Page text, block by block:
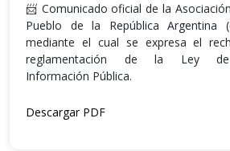
📨 Comunicado oficial de la
Pueblo de la República Argentina
mediante el cual se expresa el
reglamentación de la Ley
Información Pública.
Descargar PDF